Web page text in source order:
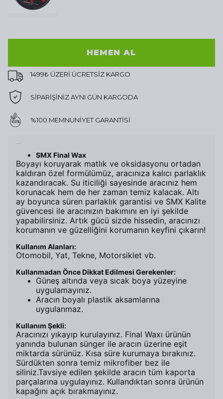
HEMEN AL
1499₺ ÜZERİ ÜCRETSİZ KARGO
SİPARİŞİNİZ AYNI GÜN KARGODA
%100 MEMNUNİYET GARANTİSİ
SMX Final Wax
Boyayı koruyarak matlık ve oksidasyonu ortadan
kaldıran özel formülümüz, aracınıza kalıcı parlaklık
kazandıracak. Su iticiliği sayesinde aracınız hem
korunacak hem de her zaman temiz kalacak. Altı
ay boyunca süren parlaklık garantisi ve SMX Kalite
güvencesi ile aracınızın bakımını en iyi şekilde
yapabilirsiniz. Artık gücü sizde hissedin, aracınızı
korumanın ve güzelliğini korumanın keyfini çıkarın!
Kullanım Alanları:
Otomobil, Yat, Tekne, Motorsiklet vb.
Kullanmadan Önce Dikkat Edilmesi Gerekenler:
Güneş altında veya sıcak boya yüzeyine
uygulamayınız.
Aracın boyalı plastik aksamlarına
uygulanmaz.
Kullanım Şekli:
Aracınızı yıkayıp kurulayınız. Final Waxı ürünün
yanında bulunan sünger ile aracın üzerine eşit
miktarda sürünüz. Kısa süre kurumaya bırakınız.
Sürdükten sonra temiz mikrofiber bez ile
siliniz.Tavsiye edilen şekilde aracın tüm kaporta
parçalarına uygulayınız. Kullandıktan sonra ürünün
kapağını açık bırakmayınız.